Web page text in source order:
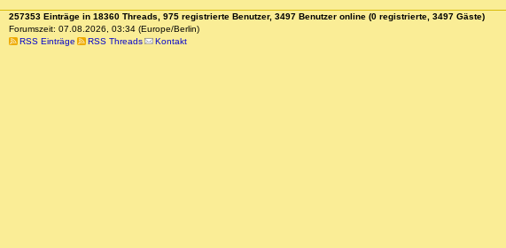
257353 Einträge in 18360 Threads, 975 registrierte Benutzer, 3497 Benutzer online (0 registrierte, 3497 Gäste)
Forumszeit: 07.08.2026, 03:34 (Europe/Berlin)
RSS Einträge
RSS Threads Kontakt